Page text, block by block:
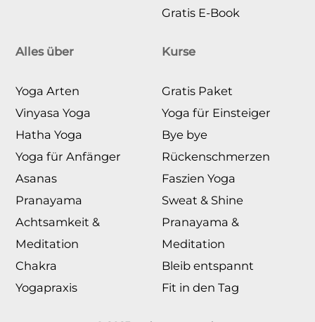
Gratis E-Book
Alles über
Yoga Arten
Vinyasa Yoga
Hatha Yoga
Yoga für Anfänger
Asanas
Pranayama
Achtsamkeit &
Meditation
Chakra
Yogapraxis
Kurse
Gratis Paket
Yoga für Einsteiger
Bye bye
Rückenschmerzen
Faszien Yoga
Sweat & Shine
Pranayama &
Meditation
Bleib entspannt
Fit in den Tag